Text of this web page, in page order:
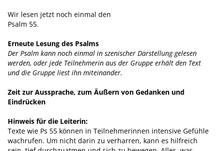
Wir lesen jetzt noch einmal den
Psalm 55.
Erneute Lesung des Psalms
Der Psalm kann noch einmal in szenischer Darstellung gelesen
werden, oder jede Teilnehmerin aus der Gruppe erhält den Text
und die Gruppe liest ihn miteinander.
Zeit zur Aussprache, zum Äußern von Gedanken und
Eindrücken
Hinweis für die Leiterin:
Texte wie Ps 55 können in Teilnehmerinnen intensive Gefühle
wachrufen. Um nicht darin zu verharren, kann es hilfreich